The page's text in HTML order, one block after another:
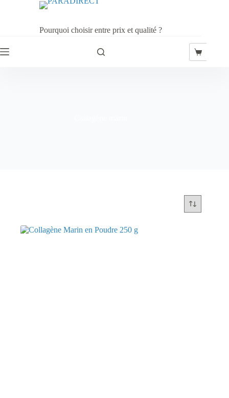
Pourquoi choisir entre prix et qualité ?
Panier